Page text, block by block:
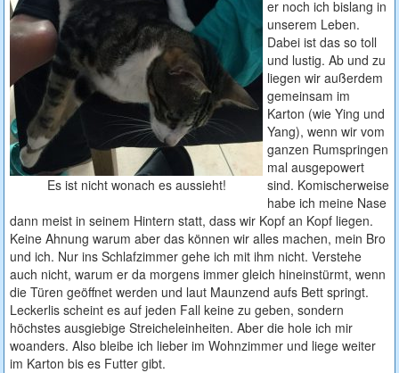
Es ist nicht wonach es aussieht!
er noch ich bislang in
unserem Leben.
Dabei ist das so toll
und lustig. Ab und zu
liegen wir außerdem
gemeinsam im
Karton (wie Ying und
Yang), wenn wir vom
ganzen Rumspringen
mal ausgepowert
sind. Komischerweise
habe ich meine Nase
dann meist in seinem Hintern statt, dass wir Kopf an Kopf liegen.
Keine Ahnung warum aber das können wir alles machen, mein Bro
und ich. Nur ins Schlafzimmer gehe ich mit ihm nicht. Verstehe
auch nicht, warum er da morgens immer gleich hineinstürmt, wenn
die Türen geöffnet werden und laut Maunzend aufs Bett springt.
Leckerlis scheint es auf jeden Fall keine zu geben, sondern
höchstes ausgiebige Streicheleinheiten. Aber die hole ich mir
woanders. Also bleibe ich lieber im Wohnzimmer und liege weiter
im Karton bis es Futter gibt.